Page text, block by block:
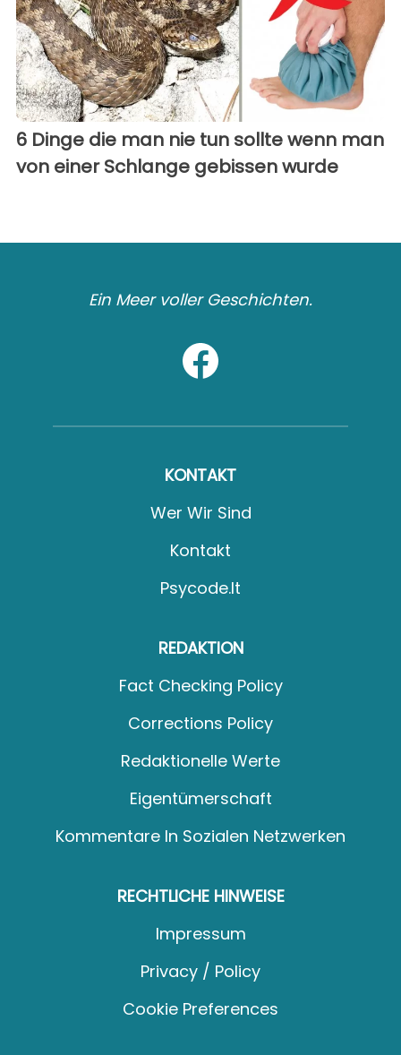
6 Dinge die man nie tun sollte wenn man
von einer Schlange gebissen wurde
Ein Meer voller Geschichten.
KONTAKT
Wer Wir Sind
Kontakt
Psycode.it
REDAKTION
Fact Checking Policy
Corrections Policy
Redaktionelle Werte
Eigentümerschaft
Kommentare In Sozialen Netzwerken
RECHTLICHE HINWEISE
Impressum
Privacy / Policy
Cookie Preferences